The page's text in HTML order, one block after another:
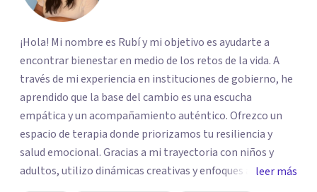
¡Hola! Mi nombre es Rubí y mi objetivo es ayudarte a
encontrar bienestar en medio de los retos de la vida. A
través de mi experiencia en instituciones de gobierno, he
aprendido que la base del cambio es una escucha
empática y un acompañamiento auténtico. ​Ofrezco un
espacio de terapia donde priorizamos tu resiliencia y
salud emocional. Gracias a mi trayectoria con niños y
adultos, utilizo dinámicas creativas y enfoques adaptados
leer más